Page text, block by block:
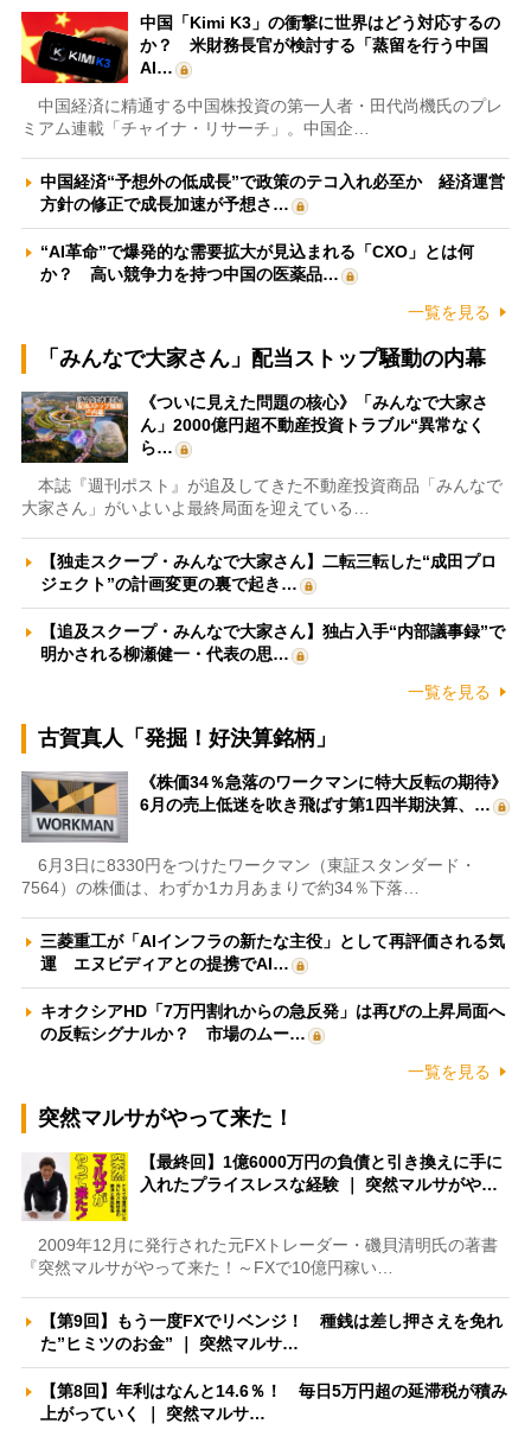
中国「Kimi K3」の衝撃に世界はどう対応するの
か？ 米財務長官が検討する「蒸留を行う中国
AI…
中国経済に精通する中国株投資の第一人者・田代尚機氏のプレ
ミアム連載「チャイナ・リサーチ」。中国企…
中国経済“予想外の低成長”で政策のテコ入れ必至か 経済運営
方針の修正で成長加速が予想さ…
“AI革命”で爆発的な需要拡大が見込まれる「CXO」とは何
か？ 高い競争力を持つ中国の医薬品…
一覧を見る
「みんなで大家さん」配当ストップ騒動の内幕
《ついに見えた問題の核心》「みんなで大家さ
ん」2000億円超不動産投資トラブル“異常なく
ら…
本誌『週刊ポスト』が追及してきた不動産投資商品「みんなで
大家さん」がいよいよ最終局面を迎えている…
【独走スクープ・みんなで大家さん】二転三転した“成田プロ
ジェクト”の計画変更の裏で起き…
【追及スクープ・みんなで大家さん】独占入手“内部議事録”で
明かされる柳瀬健一・代表の思…
一覧を見る
古賀真人「発掘！好決算銘柄」
《株価34％急落のワークマンに特大反転の期待》
6月の売上低迷を吹き飛ばす第1四半期決算、…
6月3日に8330円をつけたワークマン（東証スタンダード・
7564）の株価は、わずか1カ月あまりで約34％下落…
三菱重工が「AIインフラの新たな主役」として再評価される気
運 エヌビディアとの提携でAI…
キオクシアHD「7万円割れからの急反発」は再びの上昇局面へ
の反転シグナルか？ 市場のムー…
一覧を見る
突然マルサがやって来た！
【最終回】1億6000万円の負債と引き換えに手に
入れたプライスレスな経験 ｜ 突然マルサがや…
2009年12月に発行された元FXトレーダー・磯貝清明氏の著書
『突然マルサがやって来た！～FXで10億円稼い…
【第9回】もう一度FXでリベンジ！ 種銭は差し押さえを免れ
た”ヒミツのお金” ｜ 突然マルサ…
【第8回】年利はなんと14.6％！ 毎日5万円超の延滞税が積み
上がっていく ｜ 突然マルサ…